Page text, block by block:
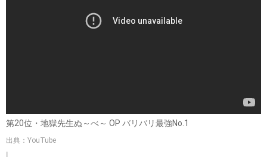
第20位・地獄先生ぬ～べ～ OP バリバリ最強No.1
出典：YouTube